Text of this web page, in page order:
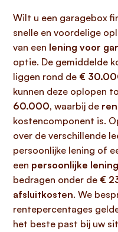
Wilt u een garagebox
snelle en voordelige
van een lening voor
optie. De gemiddelde
liggen rond de €
kunnen deze oplopen
60.000, waarbij de
kostencomponent is.
over de verschillende
persoonlijke lening of
een persoonlijke lening
bedragen onder de €
afsluitkosten. We
rentepercentages
het beste past bij uw